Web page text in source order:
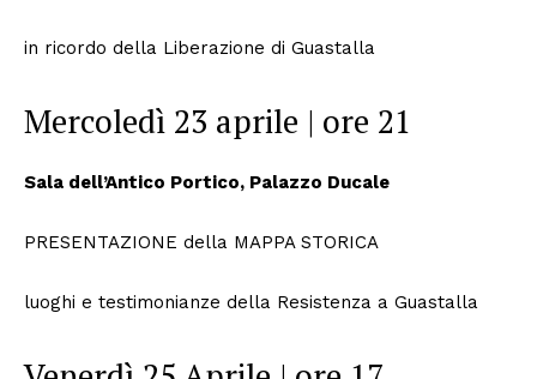
in ricordo della Liberazione di Guastalla
Mercoledì 23 aprile | ore 21
Sala dell’Antico Portico, Palazzo Ducale
PRESENTAZIONE della MAPPA STORICA
luoghi e testimonianze della Resistenza a Guastalla